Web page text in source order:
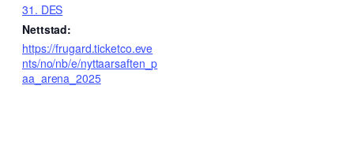
31. DES
Nettstad:
https://frugard.ticketco.eve
nts/no/nb/e/nyttaarsaften_p
aa_arena_2025